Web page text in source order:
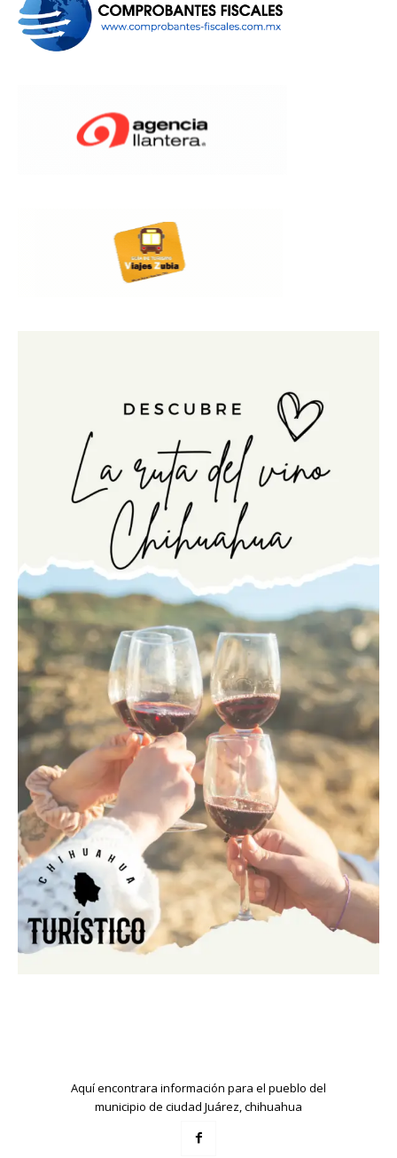
Aquí encontrara información para el pueblo del
municipio de ciudad Juárez, chihuahua